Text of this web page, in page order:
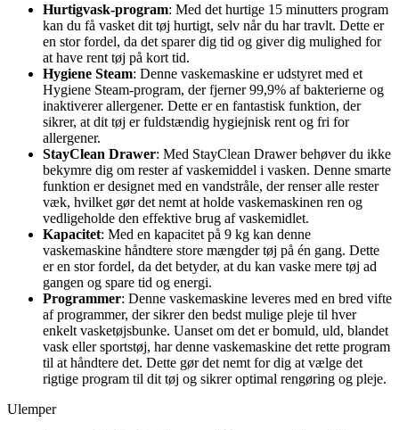
Hurtigvask-program: Med det hurtige 15 minutters program
kan du få vasket dit tøj hurtigt, selv når du har travlt. Dette er
en stor fordel, da det sparer dig tid og giver dig mulighed for
at have rent tøj på kort tid.
Hygiene Steam: Denne vaskemaskine er udstyret med et
Hygiene Steam-program, der fjerner 99,9% af bakterierne og
inaktiverer allergener. Dette er en fantastisk funktion, der
sikrer, at dit tøj er fuldstændig hygiejnisk rent og fri for
allergener.
StayClean Drawer: Med StayClean Drawer behøver du ikke
bekymre dig om rester af vaskemiddel i vasken. Denne smarte
funktion er designet med en vandstråle, der renser alle rester
væk, hvilket gør det nemt at holde vaskemaskinen ren og
vedligeholde den effektive brug af vaskemidlet.
Kapacitet: Med en kapacitet på 9 kg kan denne
vaskemaskine håndtere store mængder tøj på én gang. Dette
er en stor fordel, da det betyder, at du kan vaske mere tøj ad
gangen og spare tid og energi.
Programmer: Denne vaskemaskine leveres med en bred vifte
af programmer, der sikrer den bedst mulige pleje til hver
enkelt vasketøjsbunke. Uanset om det er bomuld, uld, blandet
vask eller sportstøj, har denne vaskemaskine det rette program
til at håndtere det. Dette gør det nemt for dig at vælge det
rigtige program til dit tøj og sikrer optimal rengøring og pleje.
Ulemper